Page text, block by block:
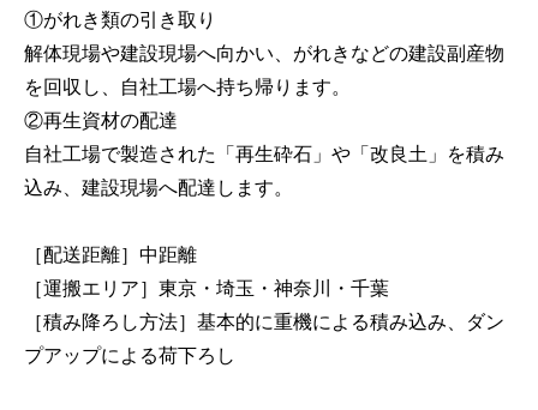
①がれき類の引き取り
解体現場や建設現場へ向かい、がれきなどの建設副産物
を回収し、自社工場へ持ち帰ります。
②再生資材の配達
自社工場で製造された「再生砕石」や「改良土」を積み
込み、建設現場へ配達します。
［配送距離］中距離
［運搬エリア］東京・埼玉・神奈川・千葉
［積み降ろし方法］基本的に重機による積み込み、ダン
プアップによる荷下ろし